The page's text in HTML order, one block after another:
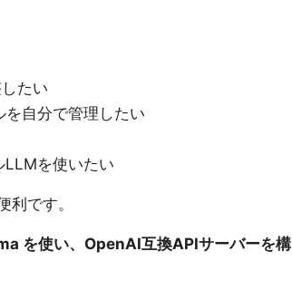
たい
自分で管理したい
を使いたい
利です。
を使い、OpenAI互換APIサーバーを構